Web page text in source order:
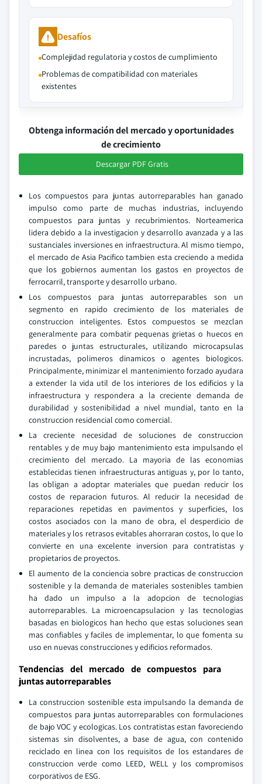
Desafíos
Complejidad regulatoria y costos de cumplimiento
Problemas de compatibilidad con materiales
existentes
Obtenga información del mercado y oportunidades
de crecimiento
Descargar PDF Gratis
Los compuestos para juntas autorreparables han ganado
impulso como parte de muchas industrias, incluyendo
compuestos para juntas y recubrimientos. Norteamerica
lidera debido a la investigacion y desarrollo avanzada y a las
sustanciales inversiones en infraestructura. Al mismo tiempo,
el mercado de Asia Pacifico tambien esta creciendo a medida
que los gobiernos aumentan los gastos en proyectos de
ferrocarril, transporte y desarrollo urbano.
Los compuestos para juntas autorreparables son un
segmento en rapido crecimiento de los materiales de
construccion inteligentes. Estos compuestos se mezclan
generalmente para combatir pequenas grietas o huecos en
paredes o juntas estructurales, utilizando microcapsulas
incrustadas, polimeros dinamicos o agentes biologicos.
Principalmente, minimizar el mantenimiento forzado ayudara
a extender la vida util de los interiores de los edificios y la
infraestructura y respondera a la creciente demanda de
durabilidad y sostenibilidad a nivel mundial, tanto en la
construccion residencial como comercial.
La creciente necesidad de soluciones de construccion
rentables y de muy bajo mantenimiento esta impulsando el
crecimiento del mercado. La mayoria de las economias
establecidas tienen infraestructuras antiguas y, por lo tanto,
las obligan a adoptar materiales que puedan reducir los
costos de reparacion futuros. Al reducir la necesidad de
reparaciones repetidas en pavimentos y superficies, los
costos asociados con la mano de obra, el desperdicio de
materiales y los retrasos evitables ahorraran costos, lo que lo
convierte en una excelente inversion para contratistas y
propietarios de proyectos.
El aumento de la conciencia sobre practicas de construccion
sostenible y la demanda de materiales sostenibles tambien
ha dado un impulso a la adopcion de tecnologias
autorreparables. La microencapsulacion y las tecnologias
basadas en biologicos han hecho que estas soluciones sean
mas confiables y faciles de implementar, lo que fomenta su
uso en nuevas construcciones y edificios reformados.
Tendencias del mercado de compuestos para
juntas autorreparables
La construccion sostenible esta impulsando la demanda de
compuestos para juntas autorreparables con formulaciones
de bajo VOC y ecologicas. Los contratistas estan favoreciendo
sistemas sin disolventes, a base de agua, con contenido
reciclado en linea con los requisitos de los estandares de
construccion verde como LEED, WELL y los compromisos
corporativos de ESG.